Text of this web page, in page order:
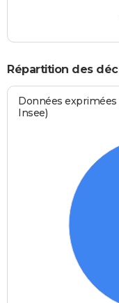
Répartition des
Données exprimées
Insee)